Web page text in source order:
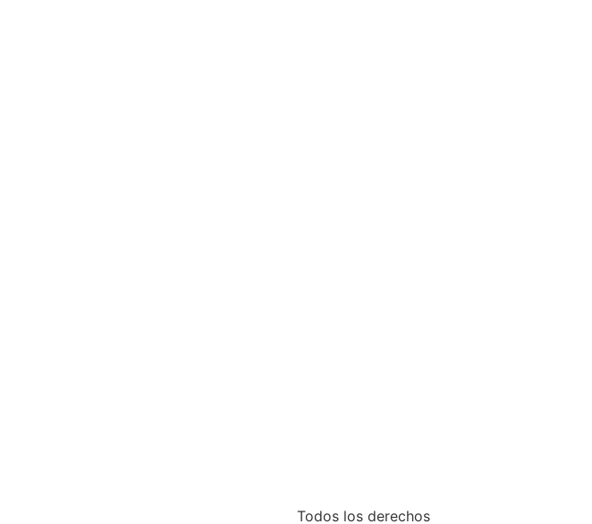
Todos los derechos